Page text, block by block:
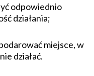
odpowiednio
działania;
miejsce, w
działać.